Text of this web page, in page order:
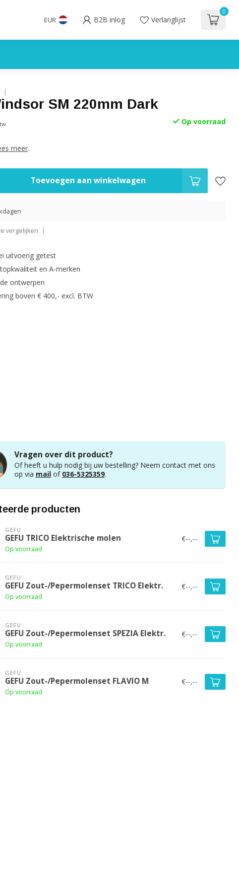
EUR B2B inlog Verlanglijst
0
SM 220mm Dark
Op voorraad
meer.
Toevoegen aan winkelwagen
vergelijken
uitvoerig getest
en A-merken
ontwerpen
boven € 400,- excl. BTW
Vragen over dit product?
Of heeft u hulp nodig bij uw bestelling? Neem contact met ons
op via mail of 036-5325359.
producten
GEFU
GEFU TRICO Elektrische molen
Op voorraad
€--,--
GEFU
GEFU Zout-/Pepermolenset TRICO Elektr.
Op voorraad
€--,--
GEFU
GEFU Zout-/Pepermolenset SPEZIA Elektr.
Op voorraad
€--,--
GEFU
GEFU Zout-/Pepermolenset FLAVIO M
Op voorraad
€--,--